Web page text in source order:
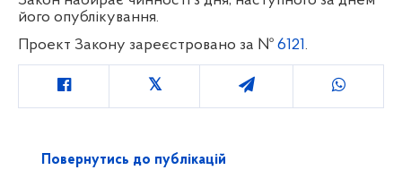
його опублікування.
Проект Закону зареєстровано за № 6121.
Повернутись до публікацій